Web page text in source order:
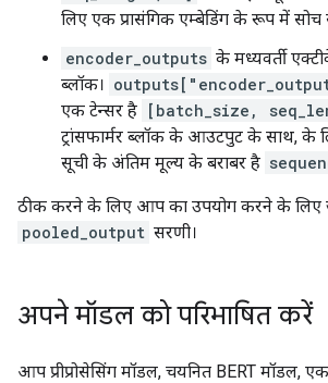
लिए एक प्रासंगिक एम्बेडिंग के रूप में
encoder_outputs के मध्यवर्ती
ब्लॉक।
एक टेन्सर है [batch_size,
ट्रांसफार्मर ब्लॉक के आउटपुट के साथ, के
सूची के अंतिम मूल्य के बराबर है
ठीक करने के लिए आप का उपयोग करने के लिए
pooled_output सरणी।
अपने मॉडल को परिभाषित करें
आप प्रीप्रोसेसिंग मॉडल, चयनित BERT